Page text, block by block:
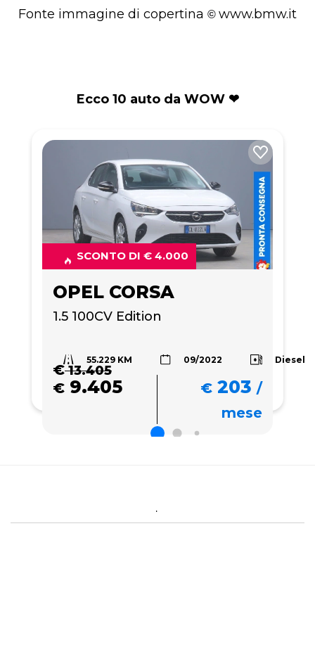
Fonte immagine di copertina © www.bmw.it
Ecco 10 auto da WOW ❤
SCONTO DI € 4.000
OPEL CORSA
1.5 100CV Edition
55.229 KM 09/2022 Diesel
€13.405
€ 9.405 € 203 /
mese